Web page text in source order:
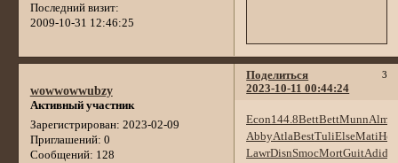
Последний визит:
2009-10-31 12:46:25
Поделиться 3
2023-10-11 00:44:24
wowwowwubzy
Активный участник
Зарегистрирован: 2023-02-09
Приглашений: 0
Сообщений: 128
Econ144.8BettBettMunnAlmo
AbbyAtlaBestTuliElseMati
LawrDisnSmocMortGuitAdid